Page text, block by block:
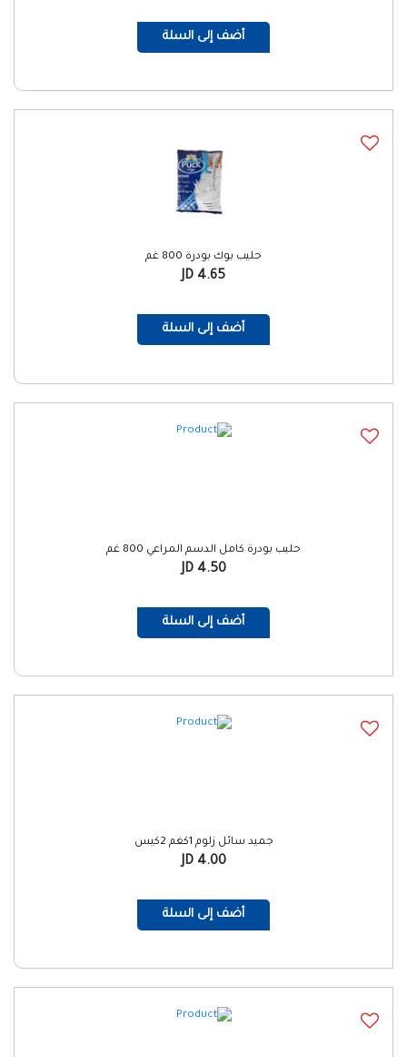
أضف إلى السلة
حليب بوك بودرة 800 غم
4.65 JD
أضف إلى السلة
حليب بودرة كامل الدسم المراعي 800 غم
4.50 JD
أضف إلى السلة
جميد سائل زلوم 1كغم 2كيس
4.00 JD
أضف إلى السلة